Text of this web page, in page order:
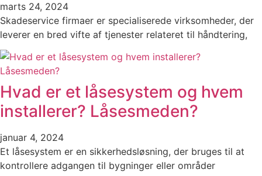
marts 24, 2024
Skadeservice firmaer er specialiserede virksomheder, der
leverer en bred vifte af tjenester relateret til håndtering,
Hvad er et låsesystem og hvem
installerer? Låsesmeden?
januar 4, 2024
Et låsesystem er en sikkerhedsløsning, der bruges til at
kontrollere adgangen til bygninger eller områder